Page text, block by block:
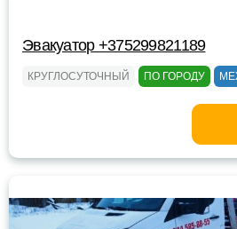
Эвакуатор +375299821189
КРУГЛОСУТОЧНЫЙ ПО ГОРОДУ